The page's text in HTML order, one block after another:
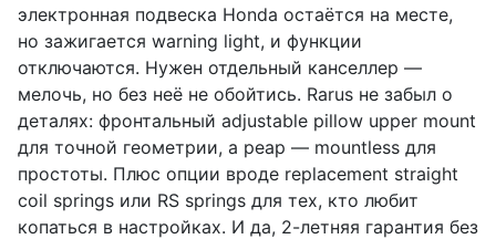
электронная подвеска Honda остаётся на месте,
но зажигается warning light, и функции
отключаются. Нужен отдельный канселлер —
мелочь, но без неё не обойтись. Rarus не забыл о
деталях: фронтальный adjustable pillow upper mount
для точной геометрии, а реар — mountless для
простоты. Плюс опции вроде replacement straight
coil springs или RS springs для тех, кто любит
копаться в настройках. И да, 2-летняя гарантия без